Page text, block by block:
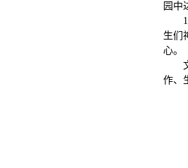
园中
生们
心。
作、